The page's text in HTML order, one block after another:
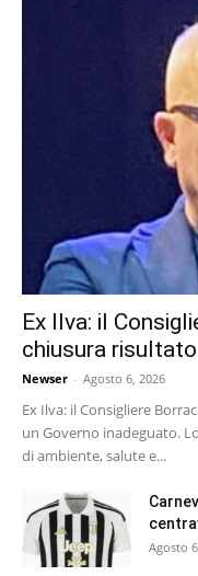
Ex Ilva: il
chiusura
Newser - Agosto 6, 2026
Ex Ilva: il Consigliere
un Governo inadeguato.
di ambiente, salute e...
Agosto